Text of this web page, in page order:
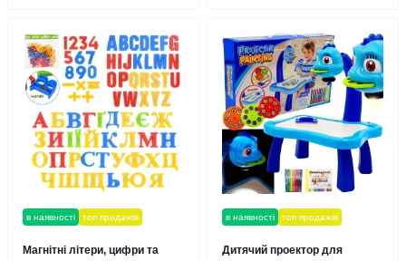
в наявності топ продажів
Магнітні літери, цифри та
в наявності топ продажів
Дитячий проектор для